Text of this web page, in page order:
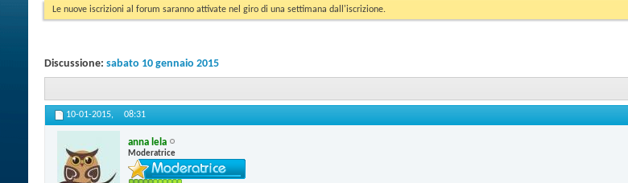
Le nuove iscrizioni al forum saranno attivate nel giro di una settimana dall'iscrizione.
Discussione: sabato 10 gennaio 2015
10-01-2015, 08:31
anna lela
Moderatrice